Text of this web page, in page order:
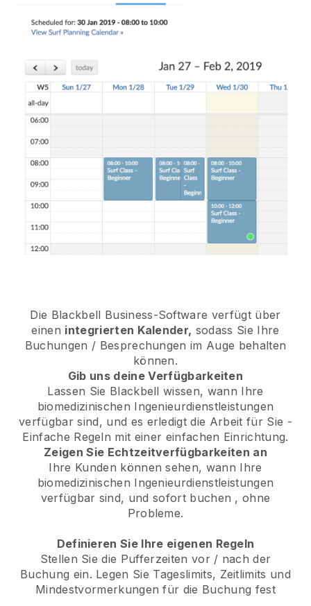
Die Blackbell Business-Software verfügt über
einen integrierten Kalender, sodass Sie Ihre
Buchungen / Besprechungen im Auge behalten
können.
Gib uns deine Verfügbarkeiten
Lassen Sie Blackbell wissen, wann Ihre
biomedizinischen Ingenieurdienstleistungen
verfügbar sind, und es erledigt die Arbeit für Sie -
Einfache Regeln mit einer einfachen Einrichtung.
Zeigen Sie Echtzeitverfügbarkeiten an
Ihre Kunden können sehen, wann Ihre
biomedizinischen Ingenieurdienstleistungen
verfügbar sind, und sofort buchen , ohne
Probleme.
Definieren Sie Ihre eigenen Regeln
Stellen Sie die Pufferzeiten vor / nach der
Buchung ein. Legen Sie Tageslimits, Zeitlimits und
Mindestvormerkungen für die Buchung fest